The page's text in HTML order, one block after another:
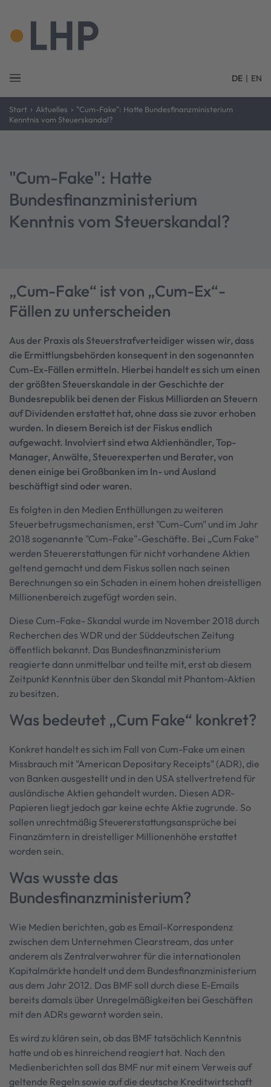
DE | EN
Start › Aktuelles › "Cum-Fake": Hatte Bundesfinanzministerium
Kenntnis vom Steuerskandal?
"Cum-Fake": Hatte
Bundesfinanzministerium
Kenntnis vom Steuerskandal?
„Cum-Fake“ ist von „Cum-Ex“-
Fällen zu unterscheiden
Aus der Praxis als Steuerstrafverteidiger wissen wir, dass
die Ermittlungsbehörden konsequent in den sogenannten
Cum-Ex-Fällen ermitteln. Hierbei handelt es sich um einen
der größten Steuerskandale in der Geschichte der
Bundesrepublik bei denen der Fiskus Milliarden an Steuern
auf Dividenden erstattet hat, ohne dass sie zuvor erhoben
wurden. In diesem Bereich ist der Fiskus endlich
aufgewacht. Involviert sind etwa Aktienhändler, Top-
Manager, Anwälte, Steuerexperten und Berater, von
denen einige bei Großbanken im In- und Ausland
beschäftigt sind oder waren.
Es folgten in den Medien Enthüllungen zu weiteren
Steuerbetrugsmechanismen, erst "Cum-Cum" und im Jahr
2018 sogenannte "Cum-Fake"-Geschäfte. Bei „Cum Fake“
werden Steuererstattungen für nicht vorhandene Aktien
geltend gemacht und dem Fiskus sollen nach seinen
Berechnungen so ein Schaden in einem hohen dreistelligen
Millionenbereich zugefügt worden sein.
Diese Cum-Fake- Skandal wurde im November 2018 durch
Recherchen des WDR und der Süddeutschen Zeitung
öffentlich bekannt. Das Bundesfinanzministerium
reagierte dann unmittelbar und teilte mit, erst ab diesem
Zeitpunkt Kenntnis über den Skandal mit Phantom-Aktien
zu besitzen.
Was bedeutet „Cum Fake“ konkret?
Konkret handelt es sich im Fall von Cum-Fake um einen
Missbrauch mit "American Depositary Receipts" (ADR), die
von Banken ausgestellt und in den USA stellvertretend für
ausländische Aktien gehandelt wurden. Diesen ADR-
Papieren liegt jedoch gar keine echte Aktie zugrunde. So
sollen unrechtmäßig Steuererstattungsansprüche bei
Finanzämtern in dreistelliger Millionenhöhe erstattet
worden sein.
Was wusste das
Bundesfinanzministerium?
Wie Medien berichten, gab es Email-Korrespondenz
zwischen dem Unternehmen Clearstream, das unter
anderem als Zentralverwahrer für die internationalen
Kapitalmärkte handelt und dem Bundesfinanzministerium
aus dem Jahr 2012. Das BMF soll durch diese E-Emails
bereits damals über Unregelmäßigkeiten bei Geschäften
mit den ADRs gewarnt worden sein.
Es wird zu klären sein, ob das BMF tatsächlich Kenntnis
hatte und ob es hinreichend reagiert hat. Nach den
Medienberichten soll das BMF nur mit einem Verweis auf
geltende Regeln sowie auf die deutsche Kreditwirtschaft